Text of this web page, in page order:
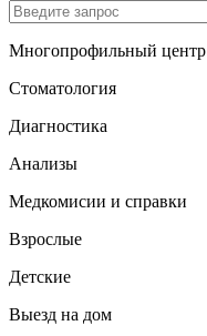
Многопрофильный центр
Стоматология
Диагностика
Анализы
Медкомисии и справки
Взрослые
Детские
Выезд на дом